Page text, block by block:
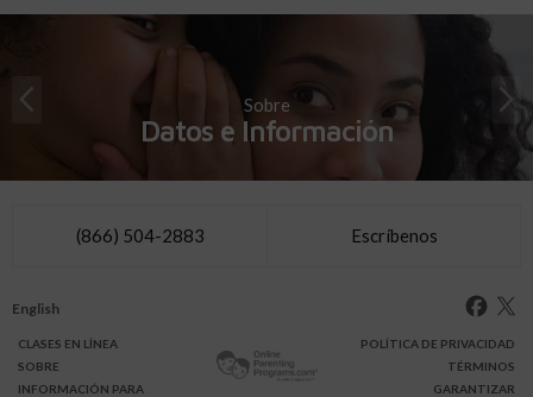
Sobre
Datos e Información
(866) 504-2883 Escríbenos
English
CLASES EN LÍNEA
SOBRE
INFORMACIÓN PARA
POLÍTICA DE PRIVACIDAD
TÉRMINOS
GARANTIZAR